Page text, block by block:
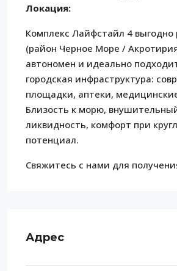
Локация:
Комплекс Лайфстайл 4 выгодно
(район Черное Море /
автономен и идеально
городская инфраструктура:
площадки, аптеки,
Близость к морю,
ликвидность, комфорт при
потенциал.
Свяжитесь с нами для
Адрес